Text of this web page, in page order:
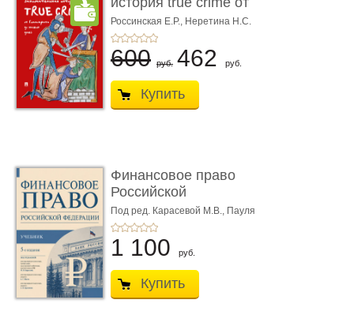
Гиппократа до � ...
Россинская Е.Р., Неретина Н.С.
600 руб. 462 руб.
Купить
Финансовое право
Российской
Федерации. 5-е изд�
...
Под ред. Карасевой М.В., Пауля
А.Г., Красюкова А.В.
1 100 руб.
Купить